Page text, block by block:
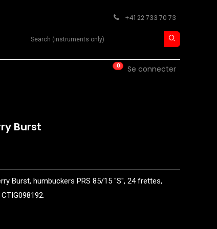
+41 22 733 70 73
Search product
0 Se connecter
Burst
Burst, humbuckers PRS 85/15 "S", 24 frettes,